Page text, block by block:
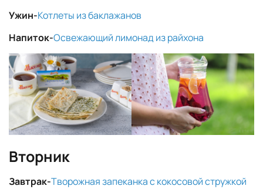
Ужин-Котлеты из баклажанов
Напиток-Освежающий лимонад из райхона
Вторник
Завтрак-Творожная запеканка с кокосовой стружкой